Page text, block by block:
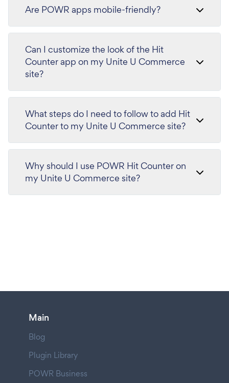
Are POWR apps mobile-friendly?
Can I customize the look of the Hit
Counter app on my Unite U Commerce
site?
What steps do I need to follow to add Hit
Counter to my Unite U Commerce site?
Why should I use POWR Hit Counter on
my Unite U Commerce site?
Main
Blog
Plugin Library
POWR Business